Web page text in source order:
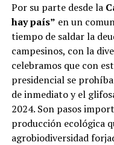
Por su parte desde la
hay país” en un
tiempo de saldar la
campesinos, con la
celebramos que con
presidencial se
de inmediato y el
2024. Son pasos
producción ecológica
agrobiodiversidad